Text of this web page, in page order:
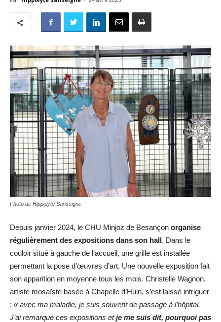
Photo de Hippolyte Sanseigne
Depuis janvier 2024, le CHU Minjoz de Besançon organise
régulièrement des expositions dans son hall. Dans le
couloir situé à gauche de l’accueil, une grille est installée
permettant la pose d’œuvres d’art. Une nouvelle exposition fait
son apparition en moyenne tous les mois. Christelle Wagnon,
artiste mosaïste basée à Chapelle d’Huin, s’est laissé intriguer
: « avec ma maladie, je suis souvent de passage à l’hôpital.
J’ai remarqué ces expositions etje me suis dit, pourquoi pas